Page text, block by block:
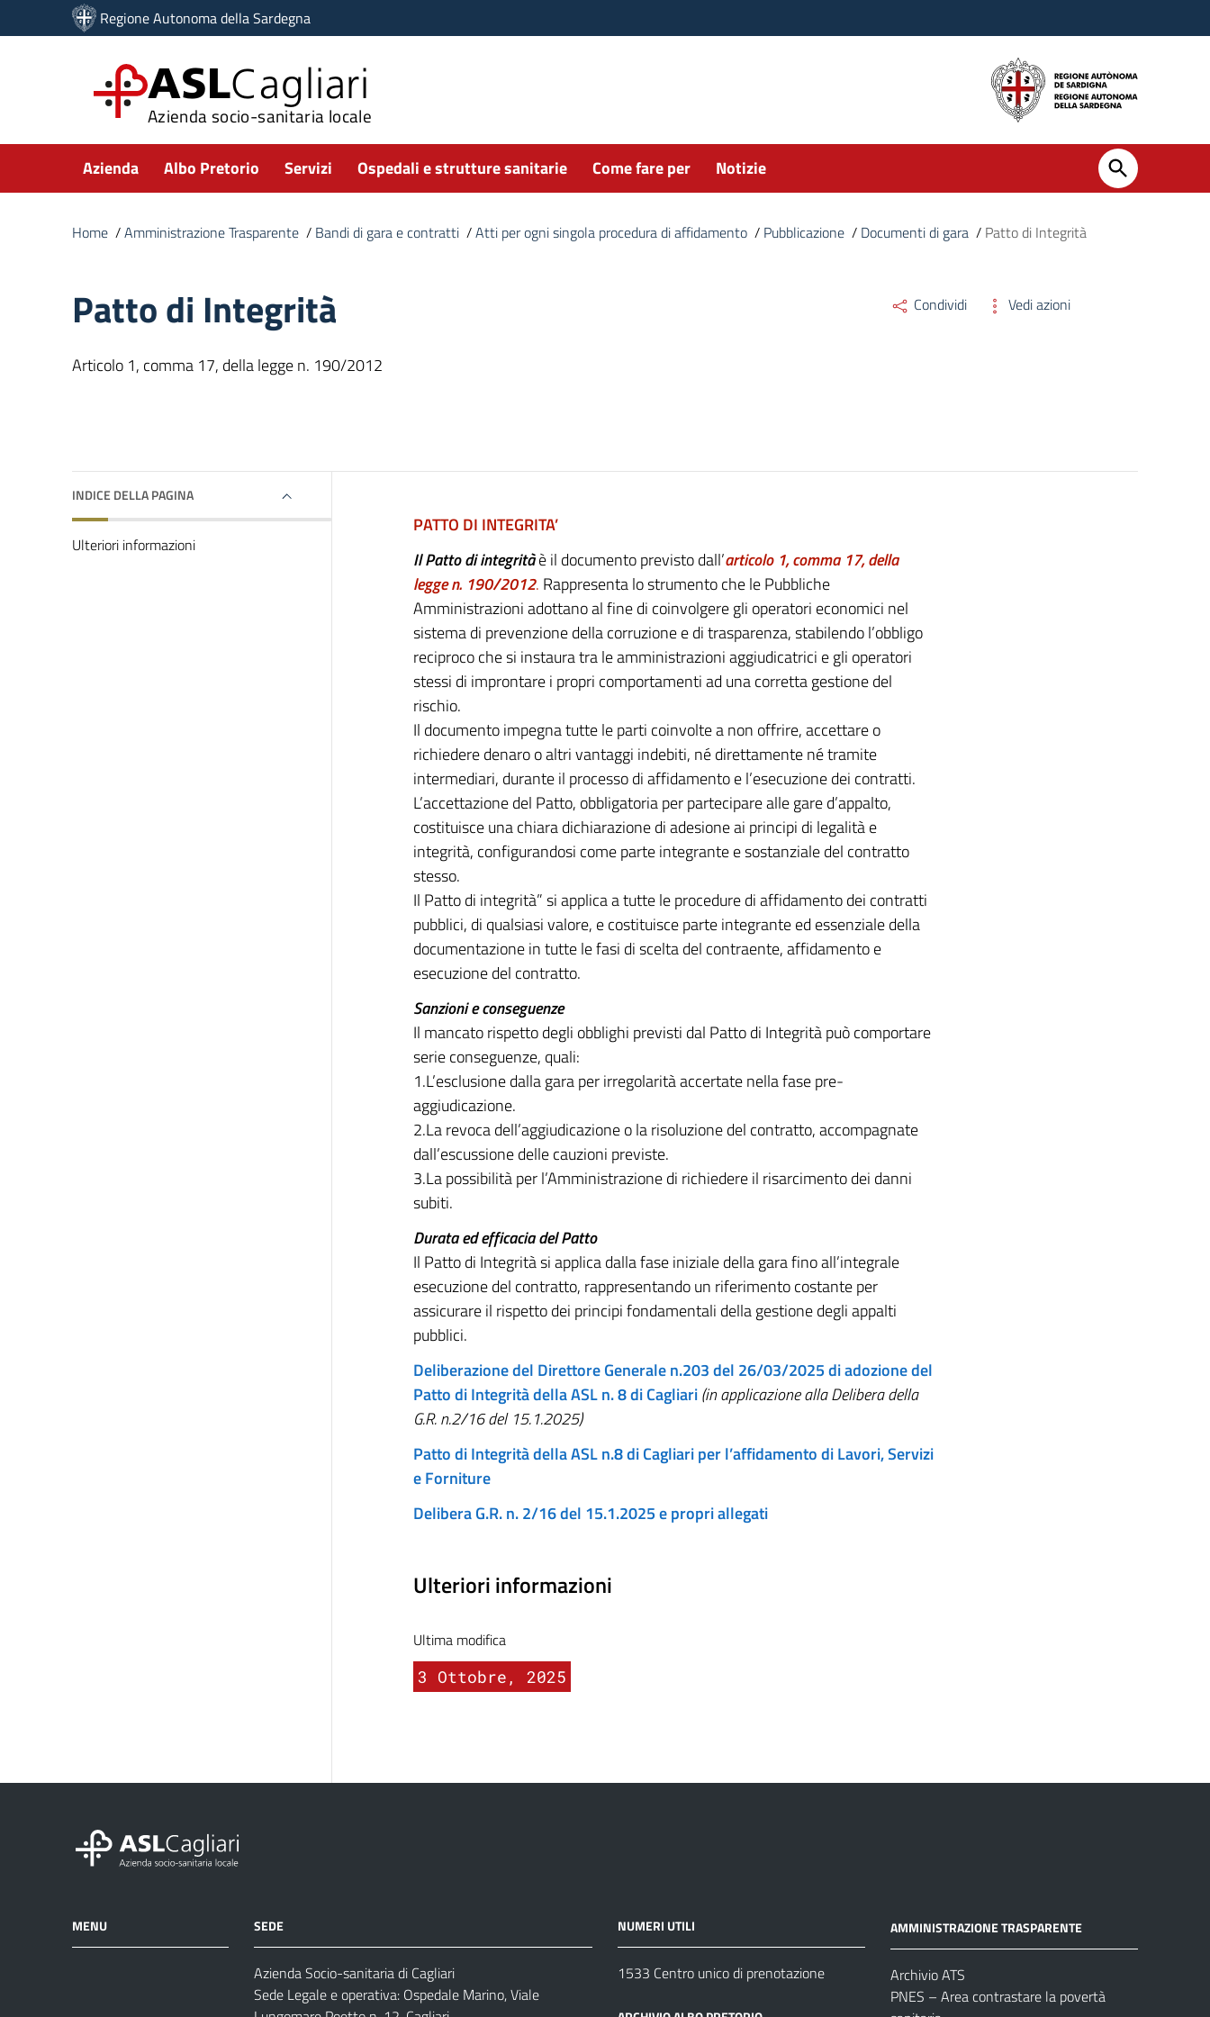
Vai ai contenuti
Vai al menu di navigazione
Regione Autonoma della Sardegna
ASLCagliari
Azienda socio-sanitaria locale
Submenu
Azienda Albo Pretorio Servizi Ospedali e strutture sanitarie Come fare per Notizie
Home /Amministrazione Trasparente / Bandi di gara e contratti /Atti per ogni singola procedura di affidamento / Pubblicazione / Documenti di gara / Patto di Integrità
Patto di Integrità
Articolo 1, comma 17, della legge n. 190/2012
Condividi Vedi azioni
INDICE DELLA PAGINA
Ulteriori informazioni
PATTO DI INTEGRITA’
Il Patto di integritàè il documento previsto dall’articolo 1, comma 17, della
legge n. 190/2012. Rappresenta lo strumento che le Pubbliche
Amministrazioni adottano al fine di coinvolgere gli operatori economici nel
sistema di prevenzione della corruzione e di trasparenza, stabilendo l’obbligo
reciproco che si instaura tra le amministrazioni aggiudicatrici e gli operatori
stessi di improntare i propri comportamenti ad una corretta gestione del
rischio.
Il documento impegna tutte le parti coinvolte a non offrire, accettare o
richiedere denaro o altri vantaggi indebiti, né direttamente né tramite
intermediari, durante il processo di affidamento e l’esecuzione dei contratti.
L’accettazione del Patto, obbligatoria per partecipare alle gare d’appalto,
costituisce una chiara dichiarazione di adesione ai principi di legalità e
integrità, configurandosi come parte integrante e sostanziale del contratto
stesso.
Il Patto di integrità” si applica a tutte le procedure di affidamento dei contratti
pubblici, di qualsiasi valore, e costituisce parte integrante ed essenziale della
documentazione in tutte le fasi di scelta del contraente, affidamento e
esecuzione del contratto.
Sanzioni e conseguenze
Il mancato rispetto degli obblighi previsti dal Patto di Integrità può comportare
serie conseguenze, quali:
1.L’esclusione dalla gara per irregolarità accertate nella fase pre-
aggiudicazione.
2.La revoca dell’aggiudicazione o la risoluzione del contratto, accompagnate
dall’escussione delle cauzioni previste.
3.La possibilità per l’Amministrazione di richiedere il risarcimento dei danni
subiti.
Durata ed efficacia del Patto
Il Patto di Integrità si applica dalla fase iniziale della gara fino all’integrale
esecuzione del contratto, rappresentando un riferimento costante per
assicurare il rispetto dei principi fondamentali della gestione degli appalti
pubblici.
Deliberazione del Direttore Generale n.203 del 26/03/2025 di adozione del
Pattodi Integrità della ASL n. 8 di Cagliari(in applicazione alla Delibera della
G.R. n.2/16 del 15.1.2025)
Patto di Integrità della ASL n.8 di Cagliari per l’affidamento di Lavori, Servizi
e Forniture
Delibera G.R. n. 2/16 del 15.1.2025 e propri allegati
Ulteriori informazioni
Ultima modifica
3 Ottobre, 2025
MENU SEDE
Azienda Socio-sanitaria di Cagliari
Sede Legale e operativa: Ospedale Marino, Viale
NUMERI UTILI
1533 Centro unico di prenotazione
AMMINISTRAZIONE TRASPARENTE
Archivio ATS
PNES – Area contrastare la povertà